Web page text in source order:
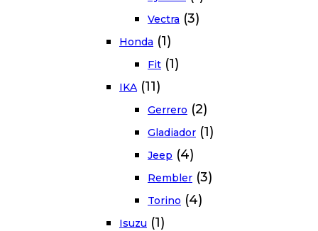
Vectra (3)
Honda (1)
Fit (1)
IKA (11)
Gerrero (2)
Gladiador (1)
Jeep (4)
Rembler (3)
Torino (4)
Isuzu (1)